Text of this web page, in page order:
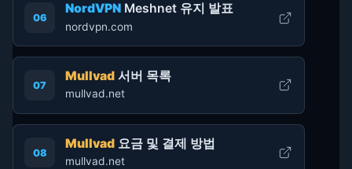
06
NordVPNMeshnet 유지 발표
nordvpn.com
07
Mullvad서버 목록
mullvad.net
08
Mullvad요금 및 결제 방법
mullvad.net